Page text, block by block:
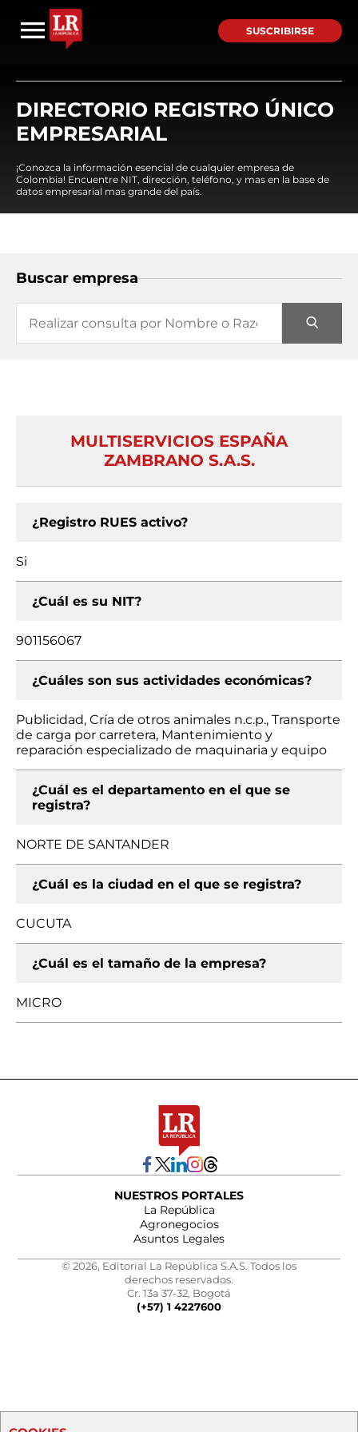
SUSCRIBIRSE
DIRECTORIO REGISTRO ÚNICO
EMPRESARIAL
¡Conozca la información esencial de cualquier empresa de
Colombia! Encuentre NIT, dirección, teléfono, y mas en la base de
datos empresarial mas grande del país.
Buscar empresa
MULTISERVICIOS ESPAÑA
ZAMBRANO S.A.S.
¿Registro RUES activo?
Si
¿Cuál es su NIT?
901156067
¿Cuáles son sus actividades económicas?
Publicidad, Cría de otros animales n.c.p., Transporte
de carga por carretera, Mantenimiento y
reparación especializado de maquinaria y equipo
¿Cuál es el departamento en el que se
registra?
NORTE DE SANTANDER
¿Cuál es la ciudad en el que se registra?
CUCUTA
¿Cuál es el tamaño de la empresa?
MICRO
NUESTROS PORTALES
La República
Agronegocios
Asuntos Legales
© 2026, Editorial La República S.A.S. Todos los
derechos reservados.
Cr. 13a 37-32, Bogotá
(+57) 1 4227600